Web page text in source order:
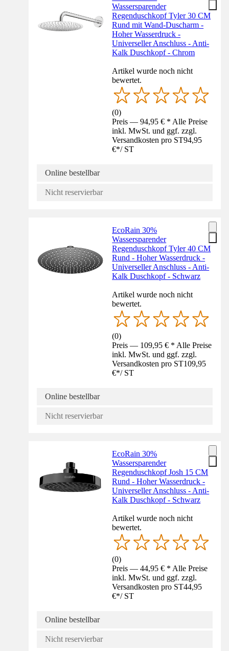
Wassersparender
Regenduschkopf Tyler 30 CM
Rund mit Wand-Duscharm -
Hoher Wasserdruck -
Universeller Anschluss - Anti-
Kalk Duschkopf - Chrom
Artikel wurde noch nicht
bewertet.
(0)
Preis — 94,95 € * Alle Preise
inkl. MwSt. und ggf. zzgl.
Versandkosten pro ST94,95
€*/ ST
Online bestellbar
Nicht reservierbar
EcoRain 30%
Wassersparender
Regenduschkopf Tyler 40 CM
Rund - Hoher Wasserdruck -
Universeller Anschluss - Anti-
Kalk Duschkopf - Schwarz
Artikel wurde noch nicht
bewertet.
(0)
Preis — 109,95 € * Alle Preise
inkl. MwSt. und ggf. zzgl.
Versandkosten pro ST109,95
€*/ ST
Online bestellbar
Nicht reservierbar
EcoRain 30%
Wassersparender
Regenduschkopf Josh 15 CM
Rund - Hoher Wasserdruck -
Universeller Anschluss - Anti-
Kalk Duschkopf - Schwarz
Artikel wurde noch nicht
bewertet.
(0)
Preis — 44,95 € * Alle Preise
inkl. MwSt. und ggf. zzgl.
Versandkosten pro ST44,95
€*/ ST
Online bestellbar
Nicht reservierbar